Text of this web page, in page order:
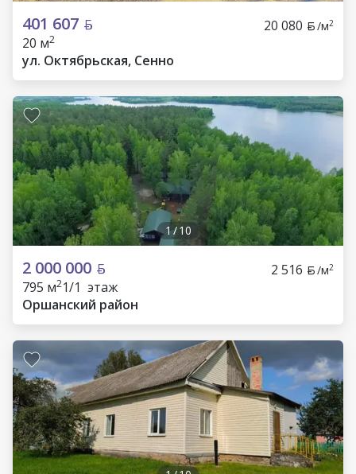
401 607 20 080 /м2
20 м2
ул. Октябрьская, Сенно
1/10
2 000 000 2 516 /м2
795 м21/1 этаж
Оршанский район